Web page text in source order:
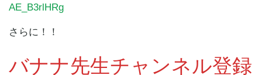
AE_B3rlHRg
さらに！！
バナナ先生チャンネル登録